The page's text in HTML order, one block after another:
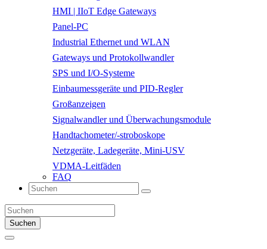
HMI | IIoT Edge Gateways
Panel-PC
Industrial Ethernet und WLAN
Gateways und Protokollwandler
SPS und I/O-Systeme
Einbaumessgeräte und PID-Regler
Großanzeigen
Signalwandler und Überwachungsmodule
Handtachometer/-stroboskope
Netzgeräte, Ladegeräte, Mini-USV
VDMA-Leitfäden
FAQ
Suchen